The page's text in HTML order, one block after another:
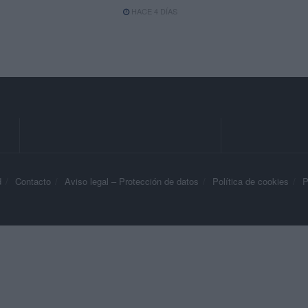
HACE 4 DÍAS
Contacto Aviso legal – Protección de datos Política de cookies